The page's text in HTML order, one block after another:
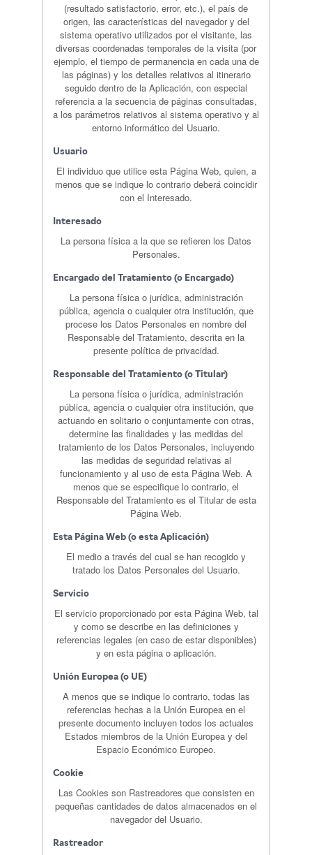
(resultado satisfactorio, error, etc.), el país de
origen, las características del navegador y del
sistema operativo utilizados por el visitante, las
diversas coordenadas temporales de la visita (por
ejemplo, el tiempo de permanencia en cada una de
las páginas) y los detalles relativos al itinerario
seguido dentro de la Aplicación, con especial
referencia a la secuencia de páginas consultadas,
a los parámetros relativos al sistema operativo y al
entorno informático del Usuario.
Usuario
El individuo que utilice esta Página Web, quien, a
menos que se indique lo contrario deberá coincidir
con el Interesado.
Interesado
La persona física a la que se refieren los Datos
Personales.
Encargado del Tratamiento (o Encargado)
La persona física o jurídica, administración
pública, agencia o cualquier otra institución, que
procese los Datos Personales en nombre del
Responsable del Tratamiento, descrita en la
presente política de privacidad.
Responsable del Tratamiento (o Titular)
La persona física o jurídica, administración
pública, agencia o cualquier otra institución, que
actuando en solitario o conjuntamente con otras,
determine las finalidades y las medidas del
tratamiento de los Datos Personales, incluyendo
las medidas de seguridad relativas al
funcionamiento y al uso de esta Página Web. A
menos que se especifique lo contrario, el
Responsable del Tratamiento es el Titular de esta
Página Web.
Esta Página Web (o esta Aplicación)
El medio a través del cual se han recogido y
tratado los Datos Personales del Usuario.
Servicio
El servicio proporcionado por esta Página Web, tal
y como se describe en las definiciones y
referencias legales (en caso de estar disponibles)
y en esta página o aplicación.
Unión Europea (o UE)
A menos que se indique lo contrario, todas las
referencias hechas a la Unión Europea en el
presente documento incluyen todos los actuales
Estados miembros de la Unión Europea y del
Espacio Económico Europeo.
Cookie
Las Cookies son Rastreadores que consisten en
pequeñas cantidades de datos almacenados en el
navegador del Usuario.
Rastreador